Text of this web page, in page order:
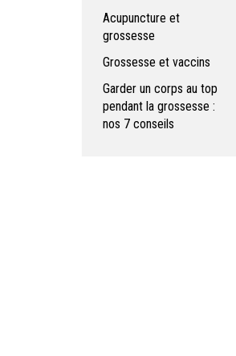
Acupuncture et
grossesse
Grossesse et vaccins
Garder un corps au top
pendant la grossesse :
nos 7 conseils